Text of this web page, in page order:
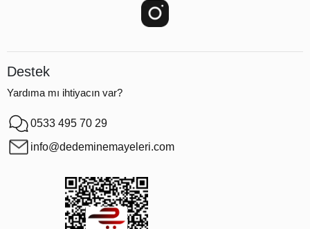
Destek
Yardıma mı ihtiyacın var?
0533 495 70 29
info@dedeminemayeleri.com